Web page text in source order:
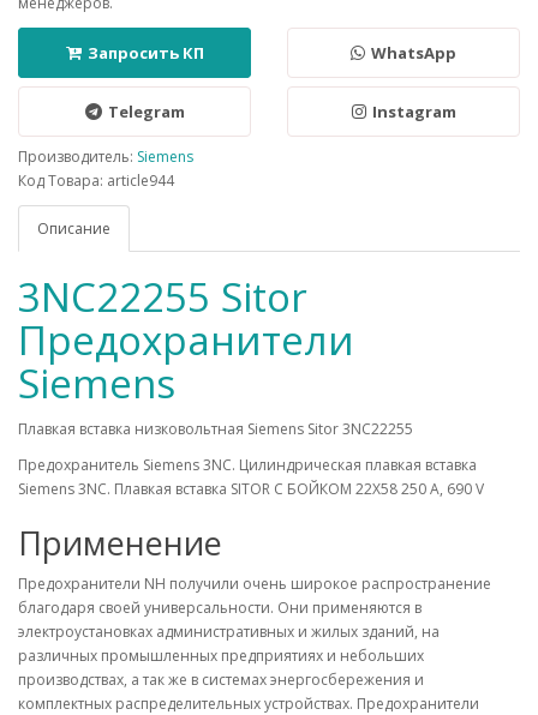
Запросить КП WhatsApp
Telegram Instagram
Производитель: Siemens
Код Товара: article944
Описание
3NC22255 Sitor
Предохранители
Siemens
Плавкая вставка низковольтная Siemens Sitor 3NC22255
Предохранитель Siemens 3NC. Цилиндрическая плавкая вставка
Siemens 3NC. Плавкая вставка SITOR C БОЙКОМ 22X58 250 A, 690 V
Применение
Предохранители NH получили очень широкое распространение
благодаря своей универсальности. Они применяются в
электроустановках административных и жилых зданий, на
различных промышленных предприятиях и небольших
производствах, а так же в системах энергосбережения и
комплектных распределительных устройствах. Предохранители